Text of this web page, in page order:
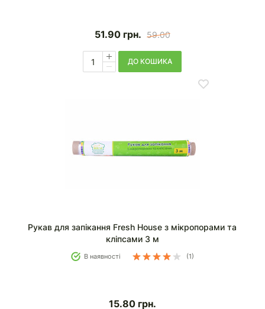
51.90 грн. 59.00
ДО КОШИКА
Рукав для запікання Fresh House з мікропорами та
кліпсами 3 м
В наявності (1)
15.80 грн.